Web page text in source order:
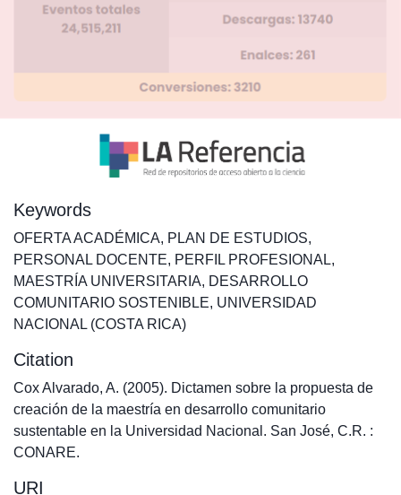
Keywords
OFERTA ACADÉMICA, PLAN DE ESTUDIOS,
PERSONAL DOCENTE, PERFIL PROFESIONAL,
MAESTRÍA UNIVERSITARIA, DESARROLLO
COMUNITARIO SOSTENIBLE, UNIVERSIDAD
NACIONAL (COSTA RICA)
Citation
Cox Alvarado, A. (2005). Dictamen sobre la propuesta de
creación de la maestría en desarrollo comunitario
sustentable en la Universidad Nacional. San José, C.R. :
CONARE.
URI